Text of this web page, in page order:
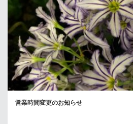
営業時間変更のお知らせ